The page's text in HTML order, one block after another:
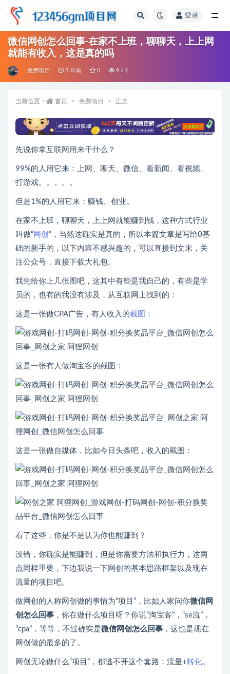
登录
微信网创怎么回事-在家不上班，聊聊天，上上网
就能有收入，这是真的吗
免费项目 3 年前 0 9.4K
当前位置： 首页 免费项目 正文
先说你拿互联网用来干什么？
99%的人用它来：上网、聊天、微信、看新闻、看视频、
打游戏。。。。。
但是1%的人用它来：赚钱、创业。
在家不上班，聊聊天，上上网就能赚到钱，这种方式行业
叫做“网创 ”，当然这确实是真的，所以本篇文章是写给0基
础的新手的，以下内容不感兴趣的，可以直接到文末，关
注公众号，直接下载大礼包。
我先给你上几张图吧，这其中有些是我自己的，有些是学
员的，也有的我没有涉及，从互联网上找到的：
这是一张做CPA广告，有人收入的截图 ：
这是一张有人做淘宝客的截图：
这是一张做自媒体，比如今日头条吧，收入的截图：
看了这些，你是不是认为你也能赚到？
没错，你确实是能赚到，但是你需要方法和执行力，这两
点同样重要，下边我说一下网创的基本思路框架以及现在
流量的项目吧。
做网创的人称网创做的事情为“项目”，比如人家问你微信网
创怎么回事 ，你在做什么项目呀？你说“淘宝客”，“se流”，
“cpa”，等等，不过确实是微信网创怎么回事 ，这也是现在
网创做的最多的了。
网创无论做什么“项目”，都逃不开这个套路：流量+转化。